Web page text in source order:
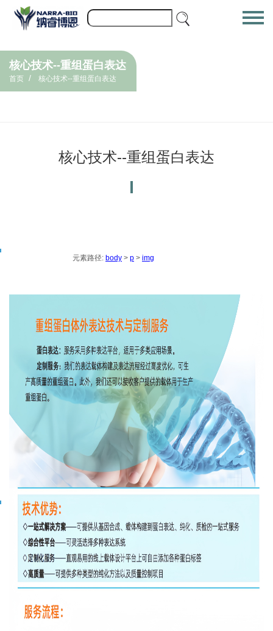
核心技术--重组蛋白表达
首页 / 核心技术--重组蛋白表达
核心技术--重组蛋白表达
元素路径: body > p > img